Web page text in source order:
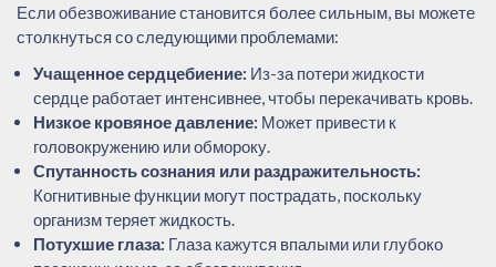
Если обезвоживание становится более сильным, вы можете
столкнуться со следующими проблемами:
Учащенное сердцебиение: Из-за потери жидкости
сердце работает интенсивнее, чтобы перекачивать кровь.
Низкое кровяное давление: Может привести к
головокружению или обмороку.
Спутанность сознания или раздражительность:
Когнитивные функции могут пострадать, поскольку
организм теряет жидкость.
Потухшие глаза: Глаза кажутся впалыми или глубоко